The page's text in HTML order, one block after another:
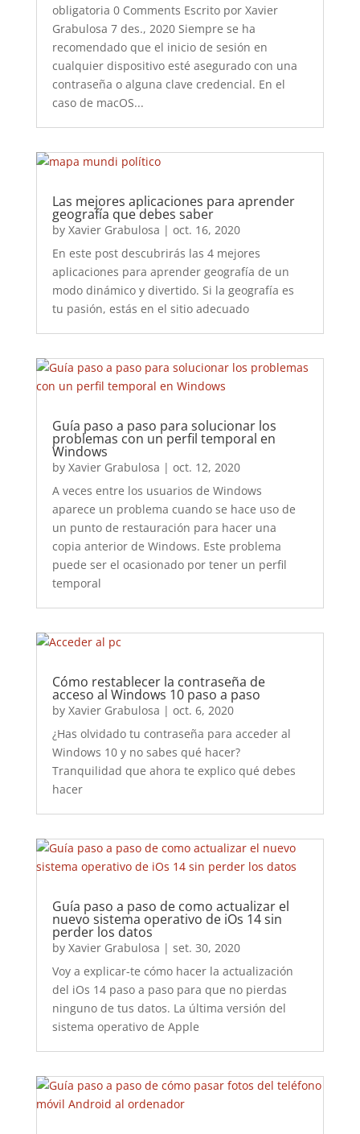
obligatoria 0 Comments Escrito por Xavier
Grabulosa 7 des., 2020 Siempre se ha
recomendado que el inicio de sesión en
cualquier dispositivo esté asegurado con una
contraseña o alguna clave credencial. En el
caso de macOS...
Las mejores aplicaciones para aprender
geografía que debes saber
by Xavier Grabulosa | oct. 16, 2020
En este post descubrirás las 4 mejores
aplicaciones para aprender geografía de un
modo dinámico y divertido. Si la geografía es
tu pasión, estás en el sitio adecuado
Guía paso a paso para solucionar los
problemas con un perfil temporal en
Windows
by Xavier Grabulosa | oct. 12, 2020
A veces entre los usuarios de Windows
aparece un problema cuando se hace uso de
un punto de restauración para hacer una
copia anterior de Windows. Este problema
puede ser el ocasionado por tener un perfil
temporal
Cómo restablecer la contraseña de
acceso al Windows 10 paso a paso
by Xavier Grabulosa | oct. 6, 2020
¿Has olvidado tu contraseña para acceder al
Windows 10 y no sabes qué hacer?
Tranquilidad que ahora te explico qué debes
hacer
Guía paso a paso de como actualizar el
nuevo sistema operativo de iOs 14 sin
perder los datos
by Xavier Grabulosa | set. 30, 2020
Voy a explicar-te cómo hacer la actualización
del iOs 14 paso a paso para que no pierdas
ninguno de tus datos. La última versión del
sistema operativo de Apple